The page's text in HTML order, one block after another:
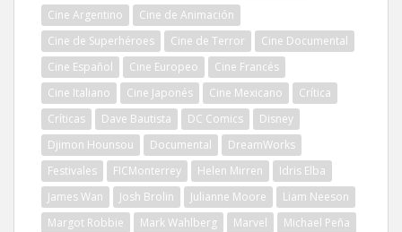
Cine Argentino
Cine de Animación
Cine de Superhéroes
Cine de Terror
Cine Documental
Cine Español
Cine Europeo
Cine Francés
Cine Italiano
Cine Japonés Cine Mexicano
Crítica
Críticas
Dave Bautista DC Comics
Disney
Djimon Hounsou
Documental
DreamWorks
Festivales
FICMonterrey Helen Mirren
Idris Elba
James Wan
Josh Brolin Julianne Moore
Liam Neeson
Margot Robbie
Mark Wahlberg Marvel
Michael Peña